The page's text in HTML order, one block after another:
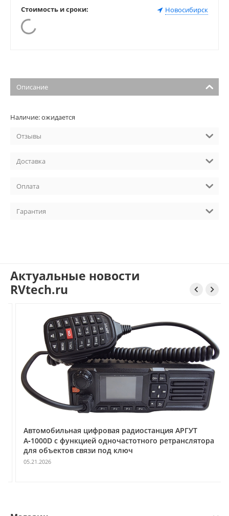
Стоимость и сроки: Новосибирск
Описание
Наличие: ожидается
Отзывы
Доставка
Оплата
Гарантия
Актуальные новости
RVtech.ru
 
Автомобильная цифровая радиостанция АРГУТ
А‑1000D с функцией одночастотного ретранслятора
для объектов связи под ключ
05.21.2026